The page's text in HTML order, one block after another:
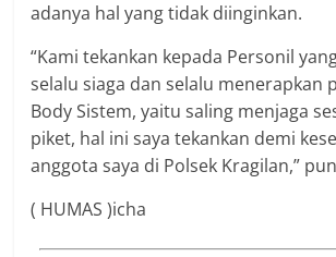
adanya hal yang tidak diinginkan.
“Kami tekankan kepada Personil
selalu siaga dan selalu menerapkan
Body Sistem, yaitu saling menjaga
piket, hal ini saya tekankan demi
anggota saya di Polsek Kragilan,”
( HUMAS )icha